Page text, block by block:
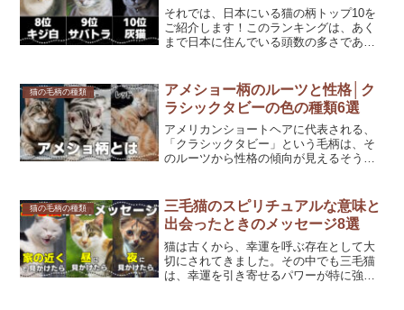
それでは、日本にいる猫の柄トップ10を
ご紹介します！このランキングは、あく
まで日本に住んでいる頭数の多さであ
うか？日本に多い猫柄ランキング※注：
猫の性格は、個体差や育った環...
猫の毛柄の種類
アメショー柄のルーツと性格│ク
ラシックタビーの色の種類6選
アメリカンショートヘアに代表される、
「クラシックタビー」という毛柄は、そ
のルーツから性格の傾向が見えるそうで
ラとはどう違うのでしょうか？クラシッ
クタビーとは①毛柄の特徴ク...
猫の毛柄の種類
三毛猫のスピリチュアルな意味と
出会ったときのメッセージ8選
猫は古くから、幸運を呼ぶ存在として大
切にされてきました。その中でも三毛猫
は、幸運を引き寄せるパワーが特に強い